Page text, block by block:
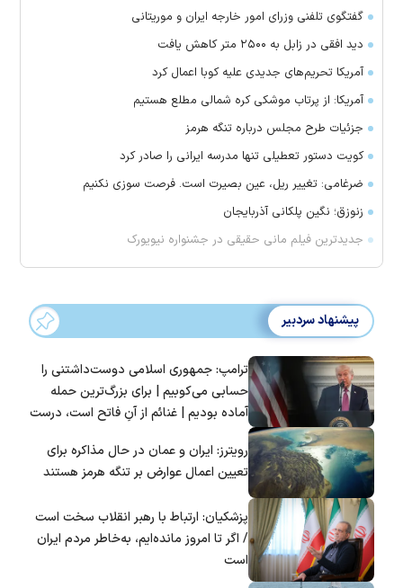
گفتگوی تلفنی وزرای امور خارجه ایران و موریتانی
دید افقی در زابل به ۲۵۰۰ متر کاهش یافت
آمریکا تحریم‌های جدیدی علیه کوبا اعمال کرد
آمریکا: از پرتاب موشکی کره شمالی مطلع هستیم
جزئیات طرح مجلس درباره تنگه هرمز
کویت دستور تعطیلی تنها مدرسه ایرانی را صادر کرد
ضرغامی: تغییر ریل، عین بصیرت است. فرصت سوزی نکنیم
زنوزق؛ نگین پلکانی آذربایجان
جدیدترین فیلم مانی حقیقی در جشنواره نیویورک
پیشنهاد سردبیر
ترامپ: جمهوری اسلامی دوست‌داشتنی را
حسابی می‌کوبیم | برای بزرگ‌ترین حمله
آماده بودیم | غنائم از آنِ فاتح است، درست
رویترز: ایران و عمان در حال مذاکره برای
تعیین اعمال عوارض بر تنگه هرمز هستند
پزشکیان: ارتباط با رهبر انقلاب سخت است
/ اگر تا امروز مانده‌ایم، به‌خاطر مردم ایران
است